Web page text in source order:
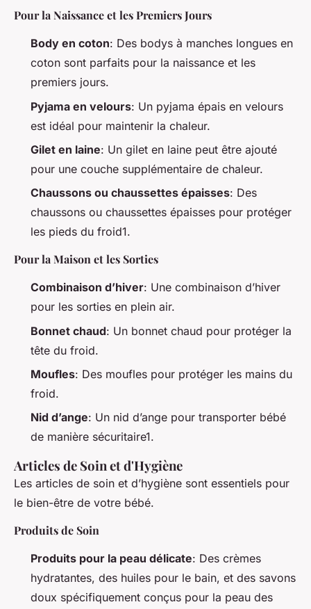
Pour la Naissance et les Premiers Jours
Body en coton: Des bodys à manches longues en
coton sont parfaits pour la naissance et les
premiers jours.
Pyjama en velours: Un pyjama épais en velours
est idéal pour maintenir la chaleur.
Gilet en laine: Un gilet en laine peut être ajouté
pour une couche supplémentaire de chaleur.
Chaussons ou chaussettes épaisses: Des
chaussons ou chaussettes épaisses pour protéger
les pieds du froid1.
Pour la Maison et les Sorties
Combinaison d’hiver: Une combinaison d’hiver
pour les sorties en plein air.
Bonnet chaud: Un bonnet chaud pour protéger la
tête du froid.
Moufles: Des moufles pour protéger les mains du
froid.
Nid d’ange: Un nid d’ange pour transporter bébé
de manière sécuritaire1.
Articles de Soin et d'Hygiène
Les articles de soin et d’hygiène sont essentiels pour
le bien-être de votre bébé.
Produits de Soin
Produits pour la peau délicate: Des crèmes
hydratantes, des huiles pour le bain, et des savons
doux spécifiquement conçus pour la peau des